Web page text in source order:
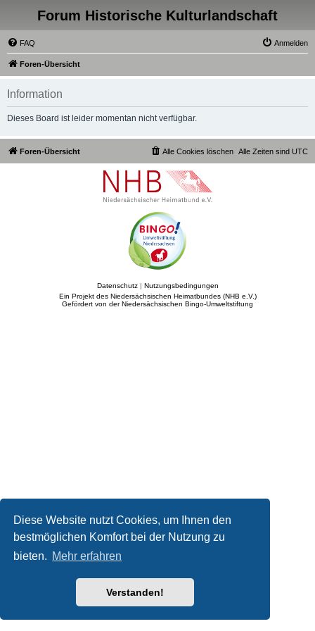
Diese Website nutzt Cookies, um Ihnen den
bestmöglichen Komfort bei der Nutzung zu
bieten. Mehr erfahren
Verstanden!
Forum Historische Kulturlandschaft
FAQ Anmelden
Foren-Übersicht
Information
Dieses Board ist leider momentan nicht verfügbar.
Foren-Übersicht Alle Zeiten sind UTC
Alle Cookies löschen
Datenschutz| Nutzungsbedingungen
Ein Projekt des Niedersächsischen Heimatbundes (NHB e.V.)
Gefördert von der Niedersächsischen Bingo-Umweltstiftung